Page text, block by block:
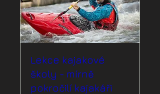
Lekce kajakové
školy - mírně
pokročilí kajakáři